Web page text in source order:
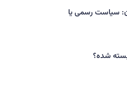
سیاست رسمی یا
بسته شده؟